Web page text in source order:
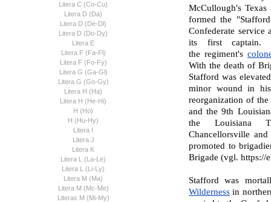
McCullough'sTexas
formed the
Confederate
its firstcaptain.
the regiment's
With the death of
Stafford was
minor wound in
reorganization of the
and the 9th
the Louisiana
Chancellorsville
promoted to
Brigade (vgl. https://
Stafford was
Wilderness in
Litera C (Co-Cu)
Litera D (Da)
Litera D (De-Dl)
Litera D (Do-Dy)
Litera E
Litera F (Fa-Fl)
Litera F (Fo-Fy)
Litera G (Ga-Gl)
Litera G (Go-Gy)
Litera H (Ha)
Litera H (He-Hi)
H (Ho)
H (Hu-Hy)
Litera I
Litera J
Litera K
Litera L (La-Le)
Litera L (Li-Ly)
Litera M (Ma)
Litera M (Mc-Me)
Literas M (Mi-My)